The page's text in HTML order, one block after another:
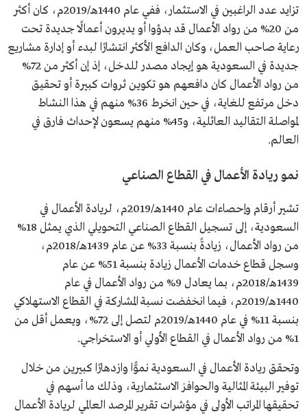
تزايد عدد الراغبين في الاستثمار، ففي عام 1440هـ/2019م، كان أكثر
من 20% من رواد الأعمال قد بدؤوا أو يديرون أعمالًا جديدة تحت
رعاية صاحب العمل، وكان الدافع الأكثر انتشارًا لبدء أو إدارة مشاريع
جديدة في السعودية هو إيجاد مصدر للدخل، إذ إن أكثر من 72%
من رواد الأعمال كان دافعهم هو تكوين ثروات كبيرة أو تحقيق
دخل مرتفع للغاية، في حين انخرط 36% منهم في هذا النشاط
لمواصلة التقاليد العائلية، و45% منهم يسعون لإحداث فارق في
العالم.
نمو ريادة الأعمال في القطاع الصناعي
تشير أرقام وإحصاءات عام 1440هـ/2019م، لريادة الأعمال في
السعودية، إلى تسجيل القطاع الصناعي التحويلي الذي يمثل 18%
من رواد الأعمال، زيادةً بنسبة 33% عن عام 1439هـ/2018م،
وسجل قطاع خدمات الأعمال زيادة بنسبة 51% عن عام
1439هـ/2018م، بما يعادل 9% من رواد الأعمال في عام
1440هـ/2019م، فيما انخفضت نسبة المشاركة في القطاع الاستهلاكي
بنسبة 11% في عام 1440هـ/2019م لتصل إلى 72%، ويعمل أقل من
1% من رواد الأعمال في القطاع الأولي أو الاستخراجي.
وتحقق ريادة الأعمال في السعودية نموًّا وازدهارًا كبيرين من خلال
توفير البيئة المثالية والحوافز الاستثمارية، وذلك ما أسهم في
تحقيقها المراتب الأولى في مؤشرات تقرير المرصد العالمي لريادة الأعمال